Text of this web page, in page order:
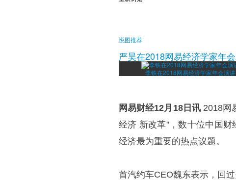
悦图推荐
严昊在2018网易经济学家年
李铁在2018网易经济学家年会演讲
网易财经12月18日讯 2018网
经济 新改革”，数十位中国
经济最为重要的热点议题。
首汽约车CEO魏东表示，回